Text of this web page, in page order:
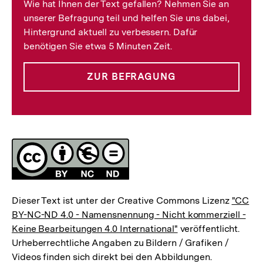
Wie hat Ihnen der Text gefallen? Nehmen Sie an
unserer Befragung teil und helfen Sie uns dabei,
Hintergrund aktuell zu verbessern. Dafür
benötigen Sie etwa 5 Minuten Zeit.
ZUR BEFRAGUNG
Lizenz
Dieser Text ist unter der Creative Commons Lizenz "CC
BY-NC-ND 4.0 - Namensnennung - Nicht kommerziell -
Keine Bearbeitungen 4.0 International" veröffentlicht.
Urheberrechtliche Angaben zu Bildern / Grafiken /
Videos finden sich direkt bei den Abbildungen.